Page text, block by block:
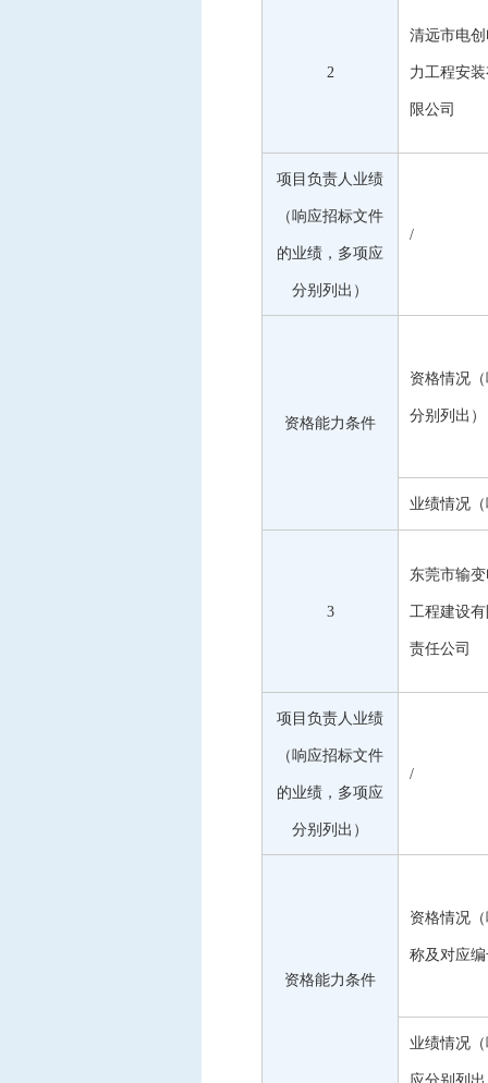
2
清远市电
力工程安
限公司
项目负责人业绩
（响应招标文件
的业绩，多项应
分别列出）
/
资格能力条件
资格情况
分别列出）
业绩情况
3
东莞市输
工程建设
责任公司
项目负责人业绩
（响应招标文件
的业绩，多项应
分别列出）
/
资格能力条件
资格情况
称及对应
业绩情况